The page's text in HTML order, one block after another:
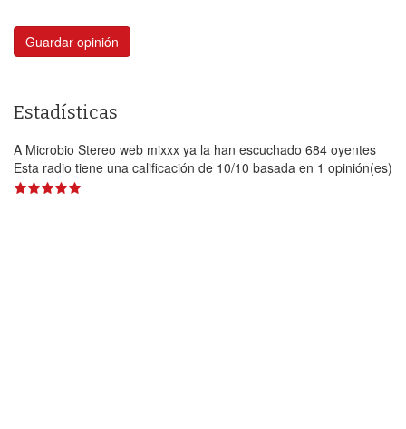
Guardar opinión
Estadísticas
A Microbio Stereo web mixxx ya la han escuchado 684 oyentes
Esta radio tiene una calificación de 10/10 basada en 1 opinión(es)